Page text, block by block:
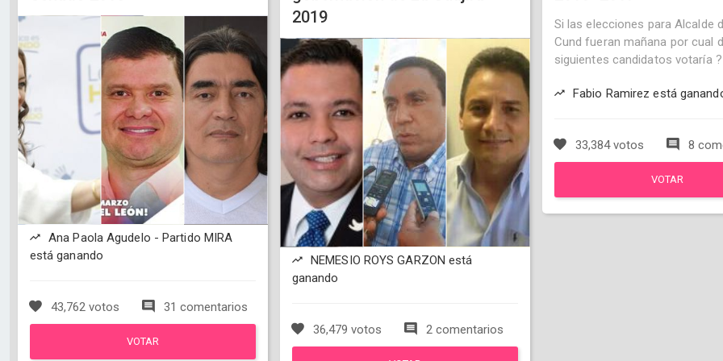
Ana Paola Agudelo - Partido MIRA
está ganando
43,762 votos 31 comentarios
VOTAR
2019
NEMESIO ROYS GARZON está
ganando
36,479 votos 2 comentarios
Si las elecciones para Alcalde
Cund fueran mañana por cual
siguientes candidatos votaría ?
Fabio Ramirez está
33,384 votos 8
VOTAR